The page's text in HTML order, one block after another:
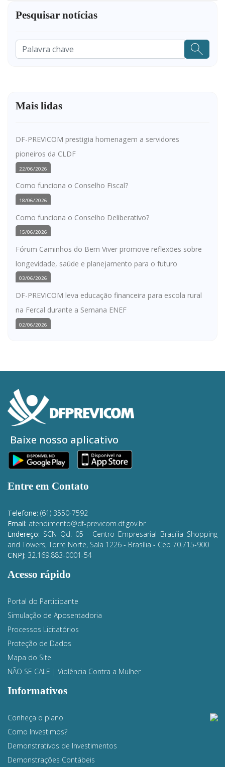
Pesquisar notícias
Pesquisar
Mais lidas
DF-PREVICOM prestigia homenagem a servidores
pioneiros da CLDF
22/06/2026
Como funciona o Conselho Fiscal?
18/06/2026
Como funciona o Conselho Deliberativo?
15/06/2026
Fórum Caminhos do Bem Viver promove reflexões sobre
longevidade, saúde e planejamento para o futuro
03/06/2026
DF-PREVICOM leva educação financeira para escola rural
na Fercal durante a Semana ENEF
02/06/2026
Baixe nosso aplicativo
Entre em Contato
Telefone: (61) 3550-7592
Email: atendimento@df-previcom.df.gov.br
Endereço: SCN Qd. 05 - Centro Empresarial Brasília Shopping
and Towers, Torre Norte, Sala 1226 - Brasília - Cep 70.715-900
CNPJ: 32.169.883-0001-54
Acesso rápido
Portal do Participante
Simulação de Aposentadoria
Processos Licitatórios
Proteção de Dados
Mapa do Site
NÃO SE CALE | Violência Contra a Mulher
Informativos
Conheça o plano
Como Investimos?
Demonstrativos de Investimentos
Demonstrações Contábeis